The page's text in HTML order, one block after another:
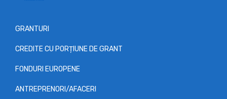
GRANTURI
CREDITE CU PORȚIUNE DE GRANT
FONDURI EUROPENE
ANTREPRENORI/AFACERI